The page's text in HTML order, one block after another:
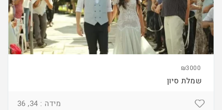
₪3000
שמלת סיון
מידה : 34, 36